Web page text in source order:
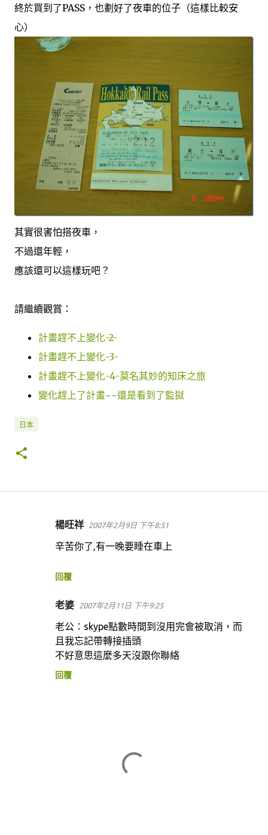
終於買到了PASS，也劃好了夜車的位子（這樣比較安
心）
其實很害怕搭夜車，
不過還年輕，
應該還可以這樣玩吧？
請繼續觀賞：
計畫趕不上變化-2-
計畫趕不上變化-3-
計畫趕不上變化-4-莫名其妙的知床之旅
變化趕上了計畫~~還是看到了監獄
日本
楊旺祥 2007年2月9日 下午8:51
辛苦你了,有一晚要睡在車上
回覆
老婆 2007年2月11日 下午9:25
老公：skype點數時間到沒用完會被取消，而
且我忘記帶轉接插頭
不好意思這麼多天沒跟你聯絡
回覆